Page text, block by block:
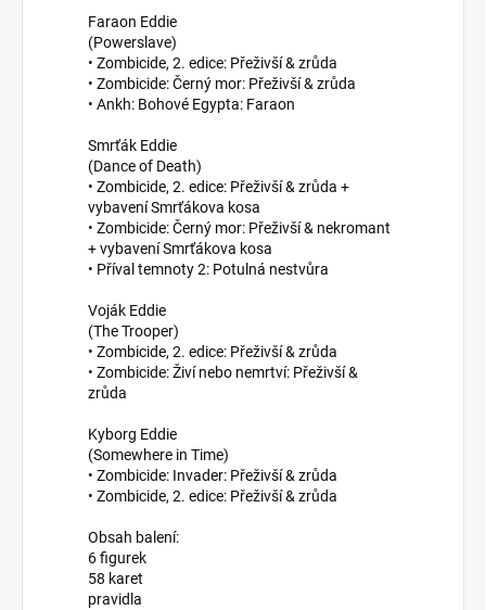
Faraon Eddie
(Powerslave)
• Zombicide, 2. edice: Přeživší & zrůda
• Zombicide: Černý mor: Přeživší & zrůda
• Ankh: Bohové Egypta: Faraon
Smrťák Eddie
(Dance of Death)
• Zombicide, 2. edice: Přeživší & zrůda +
vybavení Smrťákova kosa
• Zombicide: Černý mor: Přeživší & nekromant
+ vybavení Smrťákova kosa
• Příval temnoty 2: Potulná nestvůra
Voják Eddie
(The Trooper)
• Zombicide, 2. edice: Přeživší & zrůda
• Zombicide: Živí nebo nemrtví: Přeživší &
zrůda
Kyborg Eddie
(Somewhere in Time)
• Zombicide: Invader: Přeživší & zrůda
• Zombicide, 2. edice: Přeživší & zrůda
Obsah balení:
6 figurek
58 karet
pravidla